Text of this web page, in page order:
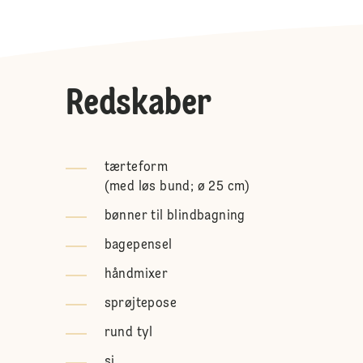
Redskaber
tærteform
(med løs bund; ø 25 cm)
bønner til blindbagning
bagepensel
håndmixer
sprøjtepose
rund tyl